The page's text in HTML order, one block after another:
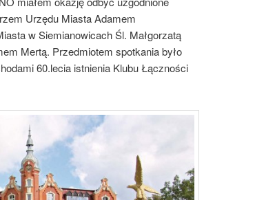
Urzędu Miasta Adamem
w Siemianowicach Śl. Małgorzatą
Mertą. Przedmiotem spotkania było
60.lecia istnienia Klubu Łączności